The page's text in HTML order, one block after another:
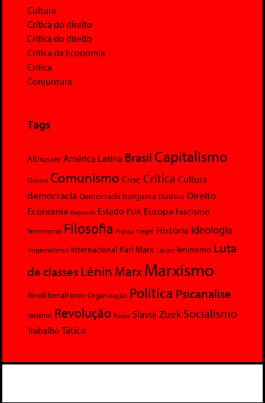
Cultura
Crítica do direito
Crítica do direito
Crítica da Economia
Crítica
Conjuntura
Tags
Althusser América Latina Brasil Capitalismo
Cinema Comunismo Crise Crítica Cultura
democracia Democracia burguesa Dialética Direito
Economia Esquerda Estado EUA Europa Fascismo
feminismo Filosofia França Hegel História Ideologia
Imperialismo Internacional Karl Marx Lacan leninismo Luta
de classesLênin MarxMarxismo
Neoliberalismo Organização Política Psicanalise
racismo Revolução Rússia Slavoj Zizek Socialismo
Trabalho Tática